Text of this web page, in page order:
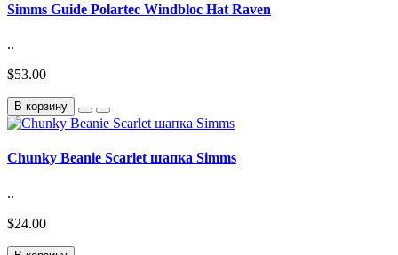
Simms Guide Polartec Windbloc Hat Raven
..
$53.00
В корзину
Chunky Beanie Scarlet шапка Simms
..
$24.00